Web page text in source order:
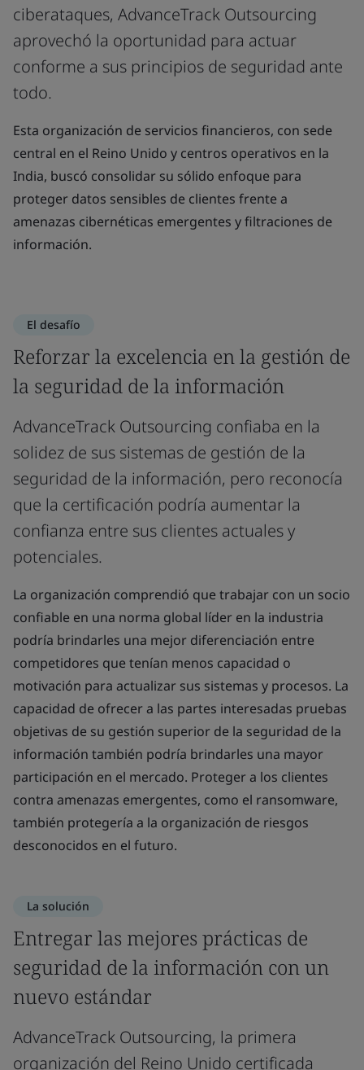
ciberataques, AdvanceTrack Outsourcing
aprovechó la oportunidad para actuar
conforme a sus principios de seguridad ante
todo.
Esta organización de servicios financieros, con sede
central en el Reino Unido y centros operativos en la
India, buscó consolidar su sólido enfoque para
proteger datos sensibles de clientes frente a
amenazas cibernéticas emergentes y filtraciones de
información.
El desafío
Reforzar la excelencia en la gestión de
la seguridad de la información
AdvanceTrack Outsourcing confiaba en la
solidez de sus sistemas de gestión de la
seguridad de la información, pero reconocía
que la certificación podría aumentar la
confianza entre sus clientes actuales y
potenciales.
La organización comprendió que trabajar con un socio
confiable en una norma global líder en la industria
podría brindarles una mejor diferenciación entre
competidores que tenían menos capacidad o
motivación para actualizar sus sistemas y procesos. La
capacidad de ofrecer a las partes interesadas pruebas
objetivas de su gestión superior de la seguridad de la
información también podría brindarles una mayor
participación en el mercado. Proteger a los clientes
contra amenazas emergentes, como el ransomware,
también protegería a la organización de riesgos
desconocidos en el futuro.
La solución
Entregar las mejores prácticas de
seguridad de la información con un
nuevo estándar
AdvanceTrack Outsourcing, la primera
organización del Reino Unido certificada